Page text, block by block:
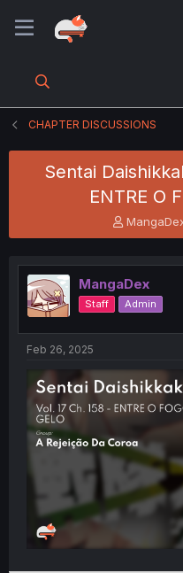
CHAPTER DISCUSSIONS
Sentai
ENTRE O
T
h
e
a
d
s
t
e
r
MangaDex
Staff Admin
Feb 26, 2025